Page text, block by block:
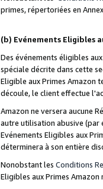
primes, répertoriées en
(b) Evénements Eligibles
Des événements éligibles
spéciale décrite dans cette
Eligible aux Primes Amazon
découle, le client effectue
Amazon ne versera aucune
autre utilisation abusive (par
Evénements Eligibles aux
déterminera à son entière
Nonobstant les Conditions
Eligibles aux Primes